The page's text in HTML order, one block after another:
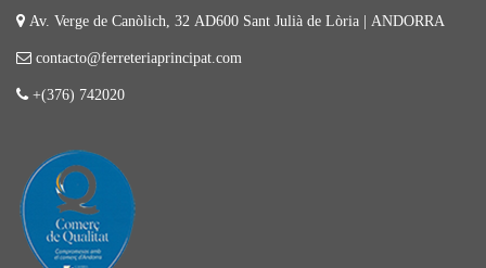
Av. Verge de Canòlich, 32 AD600 Sant Julià de Lòria | ANDORRA
contacto@ferreteriaprincipat.com
+(376) 742020